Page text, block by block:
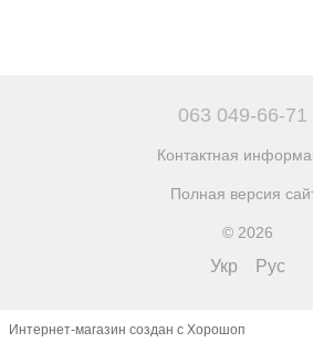
063 049-66-71
Контактная
Полная версия
© 2026
Укр Рус
Интернет-магазин создан с Хорошоп